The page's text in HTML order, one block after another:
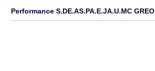
Performance S.DE.AS.PA.E.JA.U.MC GREO